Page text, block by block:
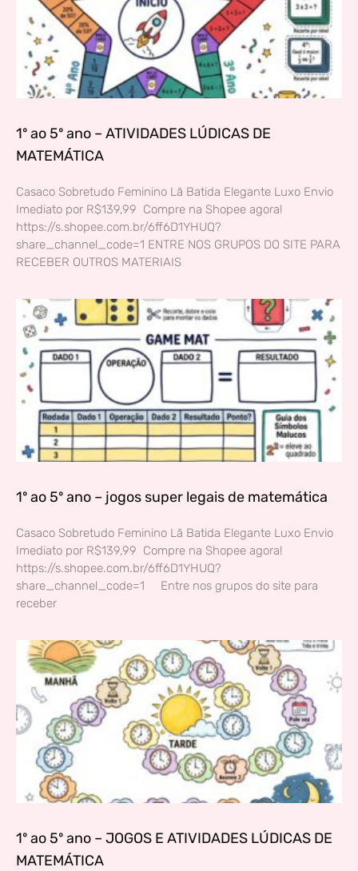
1º ao 5º ano – ATIVIDADES LÚDICAS DE
MATEMÁTICA
Casaco Sobretudo Feminino Lã Batida Elegante Luxo Envio
Imediato por R$139,99 Compre na Shopee agora!
https://s.shopee.com.br/6ff6D1YHUQ?
share_channel_code=1 ENTRE NOS GRUPOS DO SITE PARA
RECEBER OUTROS MATERIAIS
1º ao 5º ano – jogos super legais de matemática
Casaco Sobretudo Feminino Lã Batida Elegante Luxo Envio
Imediato por R$139,99 Compre na Shopee agora!
https://s.shopee.com.br/6ff6D1YHUQ?
share_channel_code=1 Entre nos grupos do site para
receber
1º ao 5º ano – JOGOS E ATIVIDADES LÚDICAS DE
MATEMÁTICA